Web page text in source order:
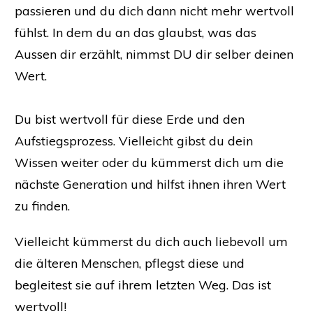
passieren und du dich dann nicht mehr wertvoll
fühlst. In dem du an das glaubst, was das
Aussen dir erzählt, nimmst DU dir selber deinen
Wert.
Du bist wertvoll für diese Erde und den
Aufstiegsprozess. Vielleicht gibst du dein
Wissen weiter oder du kümmerst dich um die
nächste Generation und hilfst ihnen ihren Wert
zu finden.
Vielleicht kümmerst du dich auch liebevoll um
die älteren Menschen, pflegst diese und
begleitest sie auf ihrem letzten Weg. Das ist
wertvoll!